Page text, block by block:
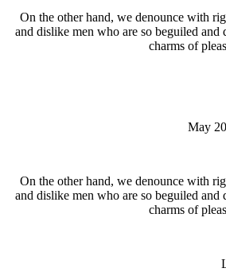
On the other hand, we denounce with
and dislike men who are so beguiled and
charms of
On the other hand, we denounce with
and dislike men who are so beguiled and
charms of